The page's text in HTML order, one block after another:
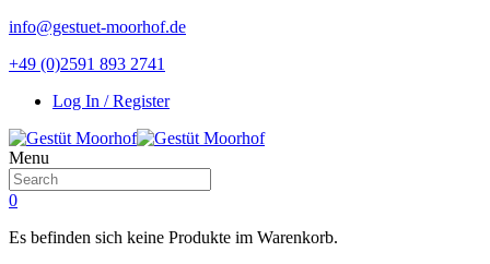
info@gestuet-moorhof.de
+49 (0)2591 893 2741
Log In / Register
Menu
0
Es befinden sich keine Produkte im Warenkorb.